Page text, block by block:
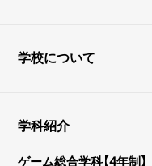
学校について
学科紹介
ゲーム総合学科【4年制】